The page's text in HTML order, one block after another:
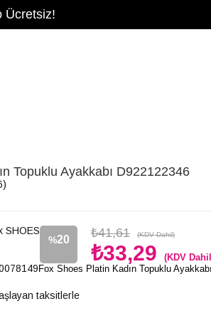
Ücretsiz!
Topuklu Ayakkabı D922122346
SHOES
%20
İndirim
₺41,61 (KDV Dahil)
₺33,29 (KDV
taksitlerle
Fox Shoes Platin Kadın Topuklu